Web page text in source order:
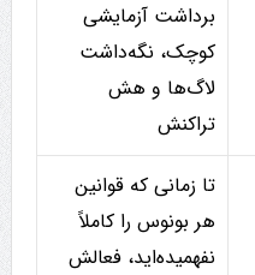
برداشت آزمایشی
کوچک، نگه‌داشت
لاگ‌ها و هش
تراکنش
تا زمانی که قوانین
هر بونوس را کاملاً
نفهمیده‌اید، فعالش